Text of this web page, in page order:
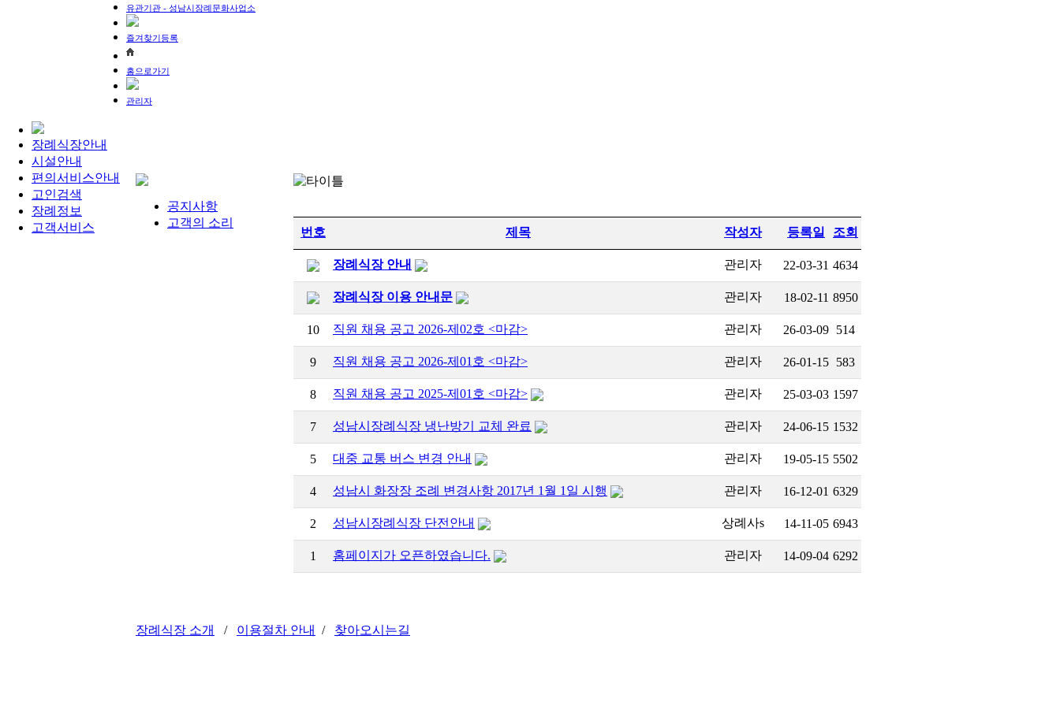
유관기관 - 성남시장례문화사업소
즐겨찾기등록
홈으로가기
관리자
장례식장안내
시설안내
편의서비스안내
고인검색
장례정보
고객서비스
공지사항
고객의 소리
번호 제목 작성자 등록일 조회
장례식장 안내 관리자 22-03-31 4634
장례식장 이용 안내문 관리자 18-02-11 8950
10 직원 채용 공고 2026-제02호 <마감> 관리자 26-03-09 514
9 직원 채용 공고 2026-제01호 <마감> 관리자 26-01-15 583
8 직원 채용 공고 2025-제01호 <마감> 관리자 25-03-03 1597
7 성남시장례식장 냉난방기 교체 완료 관리자 24-06-15 1532
5 대중 교통 버스 변경 안내 관리자 19-05-15 5502
4 성남시 화장장 조례 변경사항 2017년 1월 1일 시행 관리자 16-12-01 6329
2 성남시장례식장 단전안내 상례사s 14-11-05 6943
1 홈페이지가 오픈하였습니다. 관리자 14-09-04 6292
장례식장 소개 / 이용절차 안내 / 찾아오시는길